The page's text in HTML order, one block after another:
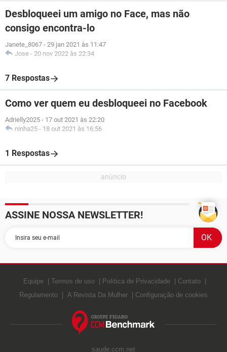
Desbloqueei um amigo no Face, mas não
consigo encontra-lo
Janete_8067 - 29 jan 2021 às 11:47
Jose - 20 nov 2022 às 22:34
7 Respostas
Como ver quem eu desbloqueei no Facebook
Adrielly2025 - 17 out 2021 às 22:20
ninha25 - 18 out 2021 às 16:56
1 Respostas
ASSINE NOSSA NEWSLETTER!
Equipe Termos de uso Política de Privacidade
Contato
Regulamento
A Revista Da Mulher Configuração de cookies
saude.ccm.net